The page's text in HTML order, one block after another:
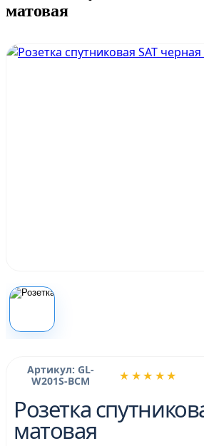
матовая
★★★★★
Артикул: GL-
W201S-BCM
Розетка
матовая